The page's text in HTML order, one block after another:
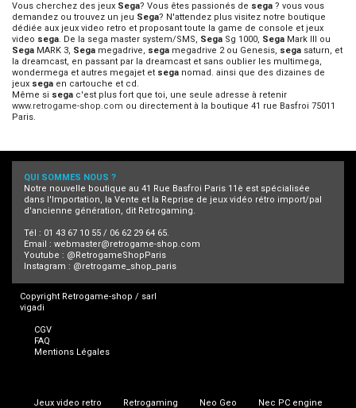
Vous cherchez des jeux Sega? Vous êtes passionés de sega ? vous vous
demandez ou trouvez un jeu Sega? N'attendez plus visitez notre boutique
dédiée aux jeux video retro et proposant toute la game de console et jeux
video sega. De la sega master system/SMS, Sega Sg 1000, Sega Mark III ou
Sega MARK 3, Sega megadrive, sega megadrive 2 ou Genesis, sega saturn, et
la dreamcast, en passant par la dreamcast et sans oublier les multimega,
wondermega et autres megajet et sega nomad. ainsi que des dizaines de
jeux sega en cartouche et cd.
Même si sega c'est plus fort que toi, une seule adresse à retenir
www.retrogame-shop.com ou directement à la boutique 41 rue Basfroi 75011
Paris.
QUI SOMMES NOUS ?
Notre nouvelle boutique au 41 Rue Basfroi Paris 11è est spécialisée
dans l'Importation, la Vente et la Reprise de jeux vidéo rétro import/pal
d'ancienne génération, dit Retrogaming.
Tél : 01 43 67 10 55 / 06 62 29 64 65.
Email : webmaster@retrogame-shop.com
Youtube : @RetrogameShopParis
Instagram : @retrogame_shop_paris
Copyright Retrogame-shop / sarl
vigadi
CGV
FAQ
Mentions Légales
Jeux video retro Retrogaming Neo Geo Nec PC engine